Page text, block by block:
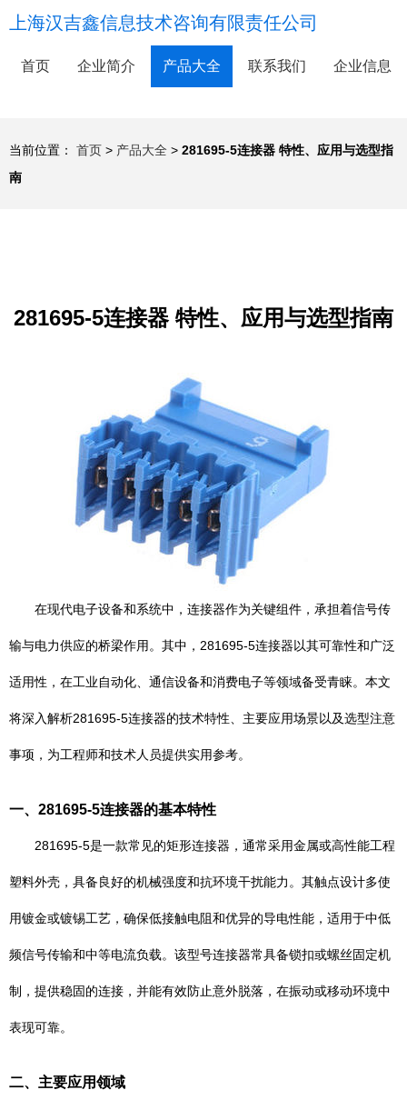
上海汉吉鑫信息技术咨询有限责任公司
首页 企业简介 产品大全 联系我们 企业信息
当前位置： 首页 > 产品大全 > 281695-5连接器 特性、应用与选型指
南
281695-5连接器 特性、应用与选型指南
在现代电子设备和系统中，连接器作为关键组件，承担着信号传
输与电力供应的桥梁作用。其中，281695-5连接器以其可靠性和广泛
适用性，在工业自动化、通信设备和消费电子等领域备受青睐。本文
将深入解析281695-5连接器的技术特性、主要应用场景以及选型注意
事项，为工程师和技术人员提供实用参考。
一、281695-5连接器的基本特性
281695-5是一款常见的矩形连接器，通常采用金属或高性能工程
塑料外壳，具备良好的机械强度和抗环境干扰能力。其触点设计多使
用镀金或镀锡工艺，确保低接触电阻和优异的导电性能，适用于中低
频信号传输和中等电流负载。该型号连接器常具备锁扣或螺丝固定机
制，提供稳固的连接，并能有效防止意外脱落，在振动或移动环境中
表现可靠。
二、主要应用领域